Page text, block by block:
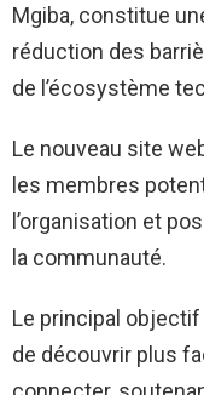
Mgiba, constitue
réduction des
de l’écosystème
Le nouveau site
les membres
l’organisation et
la communauté.
Le principal
de découvrir plus